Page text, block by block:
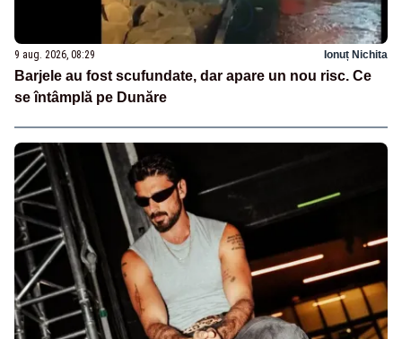
9 aug. 2026, 08:29 Ionuț Nichita
Barjele au fost scufundate, dar apare un nou risc. Ce
se întâmplă pe Dunăre